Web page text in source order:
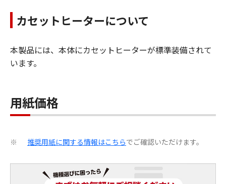
カセットヒーターについて
本製品には、本体にカセットヒーターが標準装備されて
います。
用紙価格
※ 推奨用紙に関する情報はこちらでご確認いただけます。